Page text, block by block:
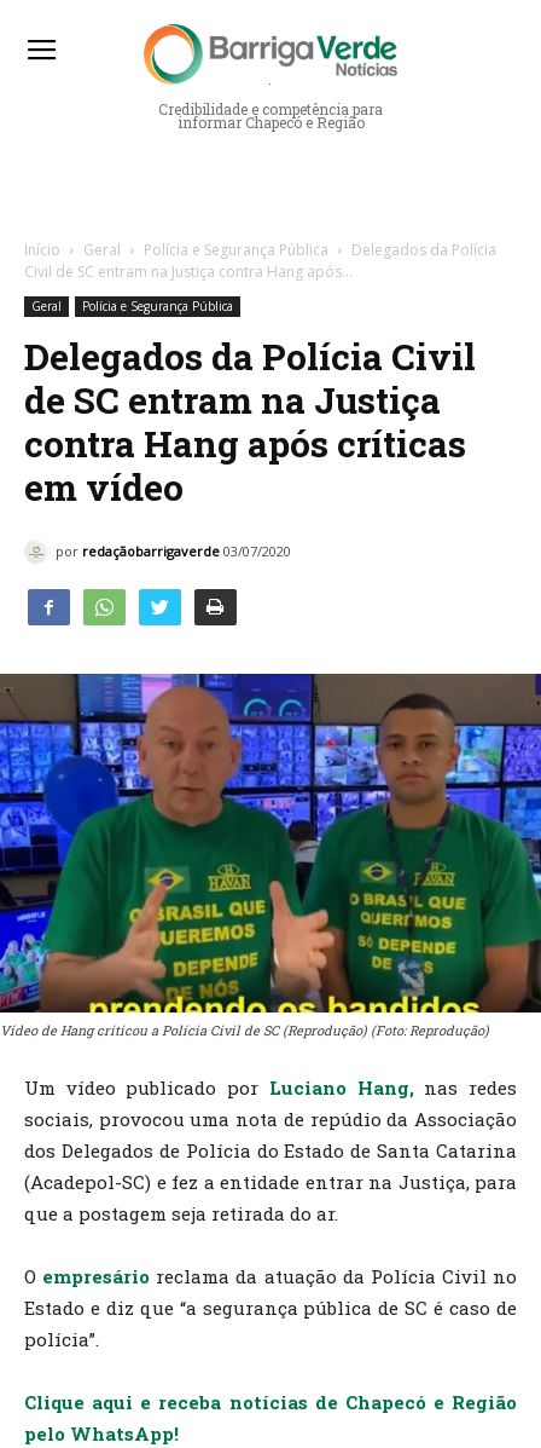
Barriga Verde Notícias
Credibilidade e competência para
informar Chapecó e Região
Início Geral Polícia e Segurança Pública
Delegados da Polícia
Civil de SC entram na Justiça contra Hang após...
Geral Polícia e Segurança Pública
Delegados da Polícia Civil
de SC entram na Justiça
contra Hang após críticas
em vídeo
por redaçãobarrigaverde 03/07/2020
Vídeo de Hang criticou a Polícia Civil de SC (Reprodução) (Foto: Reprodução)
Um vídeo publicado por Luciano Hang,nas redes
sociais, provocou uma nota de repúdio da Associação
dos Delegados de Polícia do Estado de Santa Catarina
(Acadepol-SC) e fez a entidade entrar na Justiça, para
que a postagem seja retirada do ar.
O empresário reclama da atuação da Polícia Civil no
Estado e diz que “a segurança pública de SC é caso de
polícia”.
Clique aqui e receba notícias de Chapecó e Região
pelo WhatsApp!